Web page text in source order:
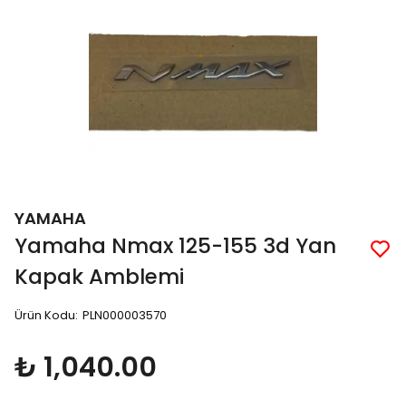
YAMAHA
Yamaha Nmax 125-155 3d Yan
Kapak Amblemi
Ürün Kodu: PLN000003570
₺ 1,040.00